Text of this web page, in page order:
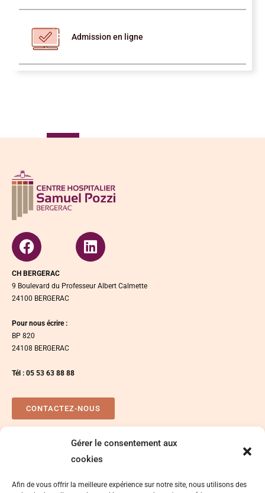
Gérer le consentement aux
cookies
Afin de vous offrir la meilleure expérience sur notre site, nous utilisons des
Admission en ligne
CH BERGERAC
9 Boulevard du Professeur Albert Calmette
24100 BERGERAC
Pour nous écrire :
BP 820
24108 BERGERAC
Tél : 05 53 63 88 88
CONTACTEZ-NOUS
Espace presse